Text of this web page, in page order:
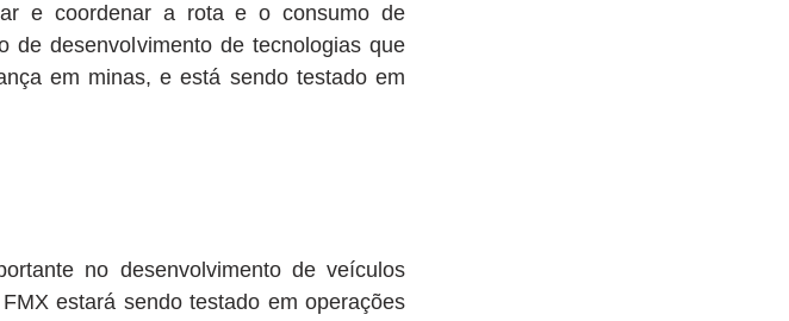
e coordenar a rota e o consumo de
de desenvolvimento de tecnologias que
em minas, e está sendo testado em
no desenvolvimento de veículos
estará sendo testado em operações